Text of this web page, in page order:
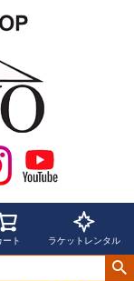
ート ラケットレンタル